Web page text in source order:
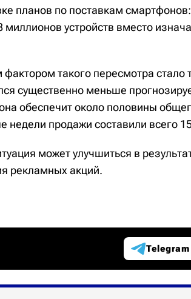
планов по поставкам
миллионов устройств вместо
такого пересмотра стало
существенно меньше
обеспечит около половины
недели продажи составили всего
может улучшиться в
рекламных акций.
Telegram